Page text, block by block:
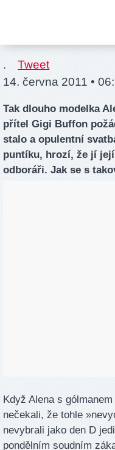
.
Tweet
14. června 2011 •
Tak dlouho modelka
přítel Gigi Buffon
stalo a opulentní
puntíku, hrozí, že jí
odboráři. Jak se s
Když Alena s
nečekali, že tohle
nevybrali jako den D
pondělním soudním